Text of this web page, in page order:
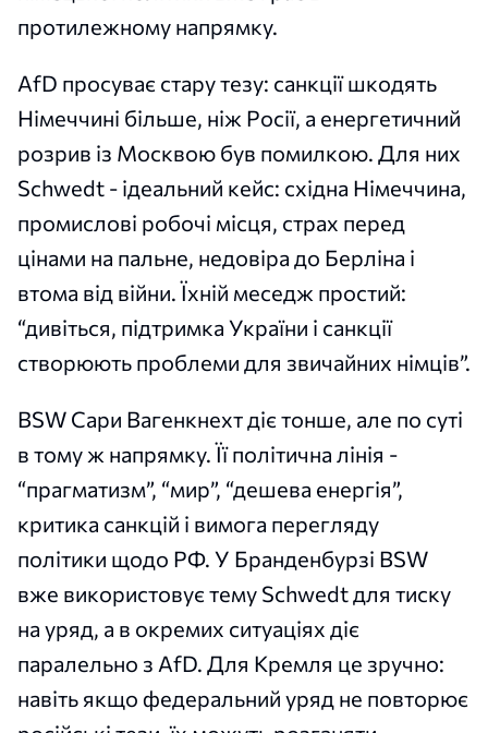
протилежному напрямку.
AfD просуває стару тезу: санкції шкодять
Німеччині більше, ніж Росії, а енергетичний
розрив із Москвою був помилкою. Для них
Schwedt - ідеальний кейс: східна Німеччина,
промислові робочі місця, страх перед
цінами на пальне, недовіра до Берліна і
втома від війни. Їхній меседж простий:
“дивіться, підтримка України і санкції
створюють проблеми для звичайних німців”.
BSW Сари Вагенкнехт діє тонше, але по суті
в тому ж напрямку. Її політична лінія -
“прагматизм”, “мир”, “дешева енергія”,
критика санкцій і вимога перегляду
політики щодо РФ. У Бранденбурзі BSW
вже використовує тему Schwedt для тиску
на уряд, а в окремих ситуаціях діє
паралельно з AfD. Для Кремля це зручно:
навіть якщо федеральний уряд не повторює